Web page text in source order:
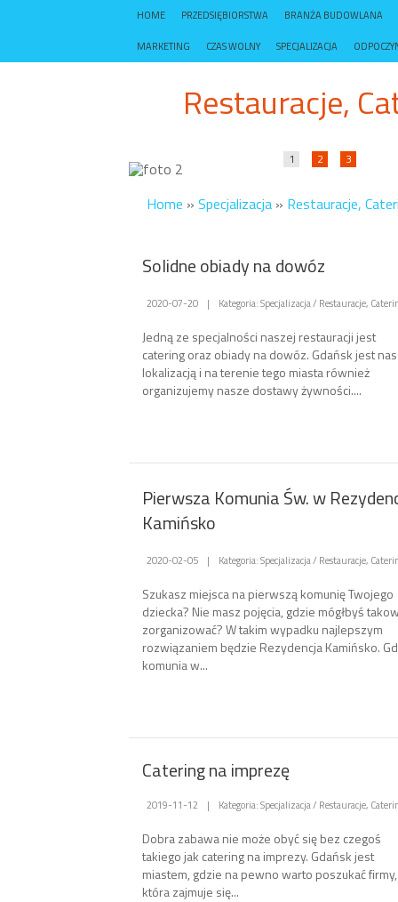
HOME PRZEDSIĘBIORSTWA BRANŻA BUDOWLANA
MARKETING CZAS WOLNY SPECJALIZACJA
Restauracje,
1 2 3
Home » Specjalizacja » Restauracje,
Solidne obiady na dowóz
2020-07-20 | Kategoria: Specjalizacja / Restauracje,
Jedną ze specjalności naszej restauracji jest
catering oraz obiady na dowóz. Gdańsk jest
lokalizacją i na terenie tego miasta również
organizujemy nasze dostawy żywności....
Pierwsza Komunia Św. w
Kamińsko
2020-02-05 | Kategoria: Specjalizacja / Restauracje,
Szukasz miejsca na pierwszą komunię Twojego
dziecka? Nie masz pojęcia, gdzie mógłbyś
zorganizować? W takim wypadku najlepszym
rozwiązaniem będzie Rezydencja Kamińsko.
komunia w...
Catering na imprezę
2019-11-12 | Kategoria: Specjalizacja / Restauracje,
Dobra zabawa nie może obyć się bez czegoś
takiego jak catering na imprezy. Gdańsk jest
miastem, gdzie na pewno warto poszukać firmy,
która zajmuje się...